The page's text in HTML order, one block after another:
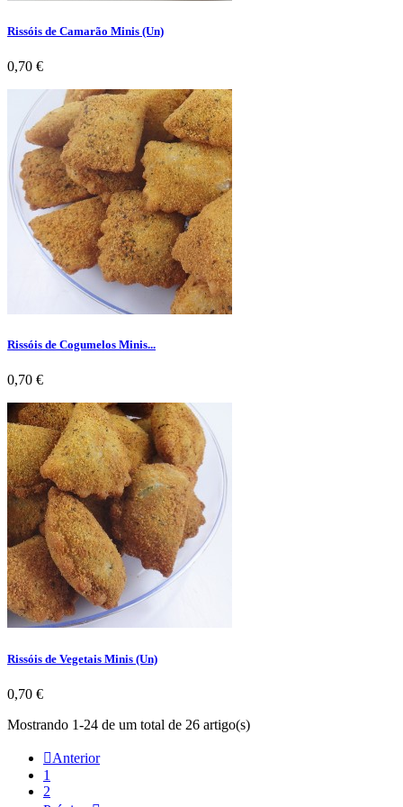
Rissóis de Camarão Minis (Un)
Preço
0,70 €
Rissóis de Cogumelos Minis...
Preço
0,70 €
Rissóis de Vegetais Minis (Un)
Preço
0,70 €
Mostrando 1-24 de um total de 26 artigo(s)
Anterior
1
2